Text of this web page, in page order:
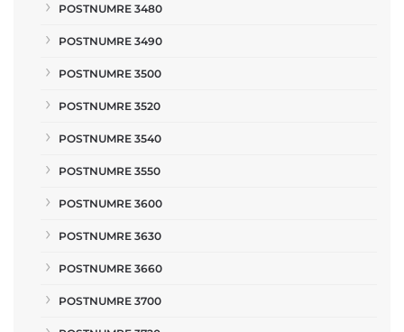
POSTNUMRE 3480
POSTNUMRE 3490
POSTNUMRE 3500
POSTNUMRE 3520
POSTNUMRE 3540
POSTNUMRE 3550
POSTNUMRE 3600
POSTNUMRE 3630
POSTNUMRE 3660
POSTNUMRE 3700